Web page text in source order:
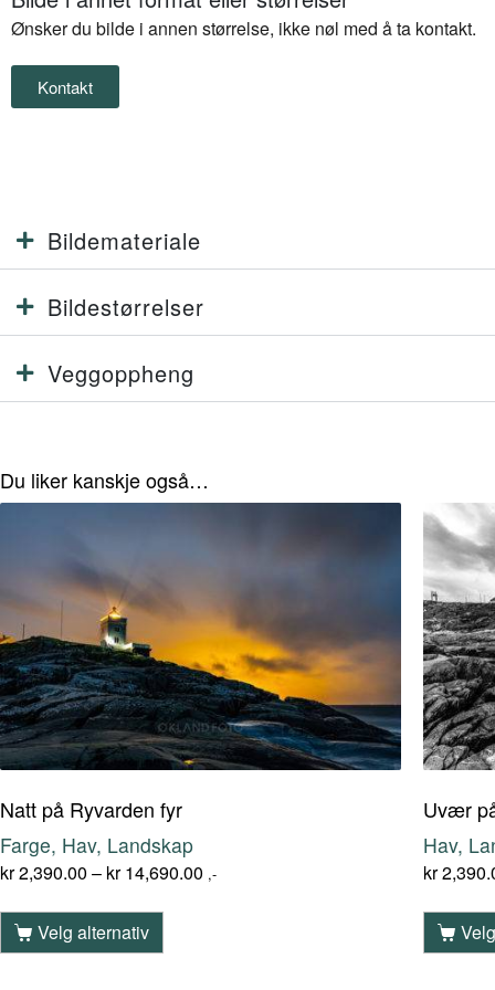
Ønsker du bilde i annen størrelse, ikke nøl med å ta kontakt.
Kontakt
Bildemateriale
Bildestørrelser
Veggoppheng
Du liker kanskje også…
Natt på Ryvarden fyr
Farge, Hav, Landskap
kr2,390.00 – kr14,690.00 ,-
Velg alternativ
Uvær
Hav,
kr